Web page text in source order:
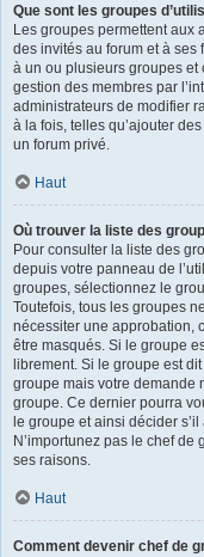
Que sont les groupes
Les groupes permettent aux
des invités au forum et à
à un ou plusieurs groupes
gestion des membres par
administrateurs de modifier
à la fois, telles qu’ajouter
un forum privé.
Haut
Où trouver la liste des
Pour consulter la liste des
depuis votre panneau de
groupes, sélectionnez le
Toutefois, tous les groupes
nécessiter une approbation,
être masqués. Si le groupe
librement. Si le groupe est
groupe mais votre demande
groupe. Ce dernier pourra
le groupe et ainsi décider
N’importunez pas le chef
ses raisons.
Haut
Comment devenir chef de